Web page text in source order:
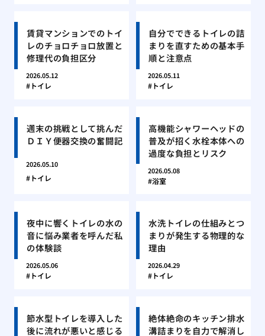
賃貸マンションでのトイ
レのチョロチョロ放置と
修理代の負担区分
2026.05.12
トイレ
自分でできるトイレの詰
まりを直すための基本手
順と注意点
2026.05.11
トイレ
週末の挑戦として挑んだ
ＤＩＹ便器交換の奮闘記
2026.05.10
トイレ
高機能シャワーヘッドの
普及が招く水栓本体への
過度な負担とリスク
2026.05.08
浴室
夜中に響くトイレの水の
音に悩み業者を呼んだ私
の体験談
2026.05.06
トイレ
水洗トイレの仕組みとつ
まりが発生する物理的な
理由
2026.04.29
トイレ
節水型トイレを導入した
後に流れが悪いと感じる
絶体絶命のキッチン排水
溝詰まりを自力で解消し